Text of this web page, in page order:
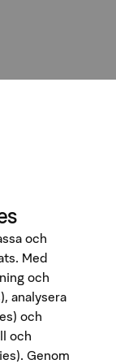
och
Med
och
analysera
och
och
Genom